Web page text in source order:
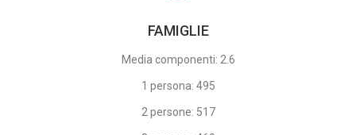
FAMIGLIE
Media componenti: 2.6
1 persona: 495
2 persone: 517